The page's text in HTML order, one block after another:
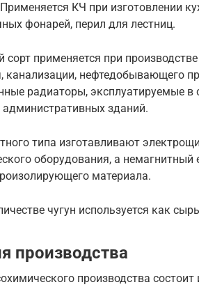
КЧ при изготовлении
фонарей, перил для лестниц.
применяется при
канализации, нефтедобывающего
радиаторы, эксплуатируемые в
зданий.
типа изготавливают
оборудования, а немагнитный
материала.
чугун используется как
производства
производства состоит